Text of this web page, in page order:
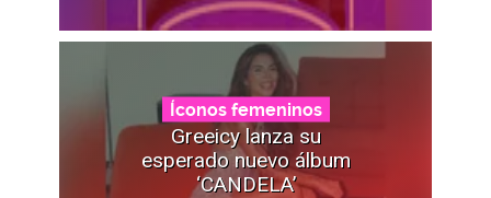
Íconos femeninos
Greeicy lanza su
esperado nuevo álbum
‘CANDELA’